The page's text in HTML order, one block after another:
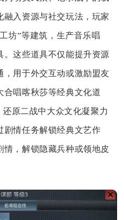
融入资源与社交玩法，玩家
坊”等建筑，生产音乐唱
。这些道具不仅能提升资源
，用于外交互动或激励盟友
合唱喀秋莎等经典文化道
原二战中大众文化凝聚力
剧情任务解锁经典文艺作
情，解锁隐藏兵种或领地皮